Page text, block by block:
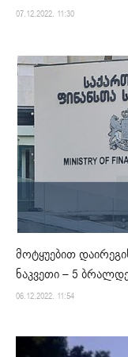
07.12.2022. 11:30
მოტყუებით
ნაკვეთი – 5
06.12.2022. 11:54